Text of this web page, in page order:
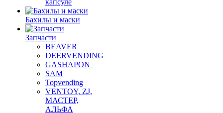
капсуле
Бахилы и маски
Запчасти
BEAVER
DEERVENDING
GASHAPON
SAM
Topvending
VENTOY, ZJ,
МАСТЕР,
АЛЬФА